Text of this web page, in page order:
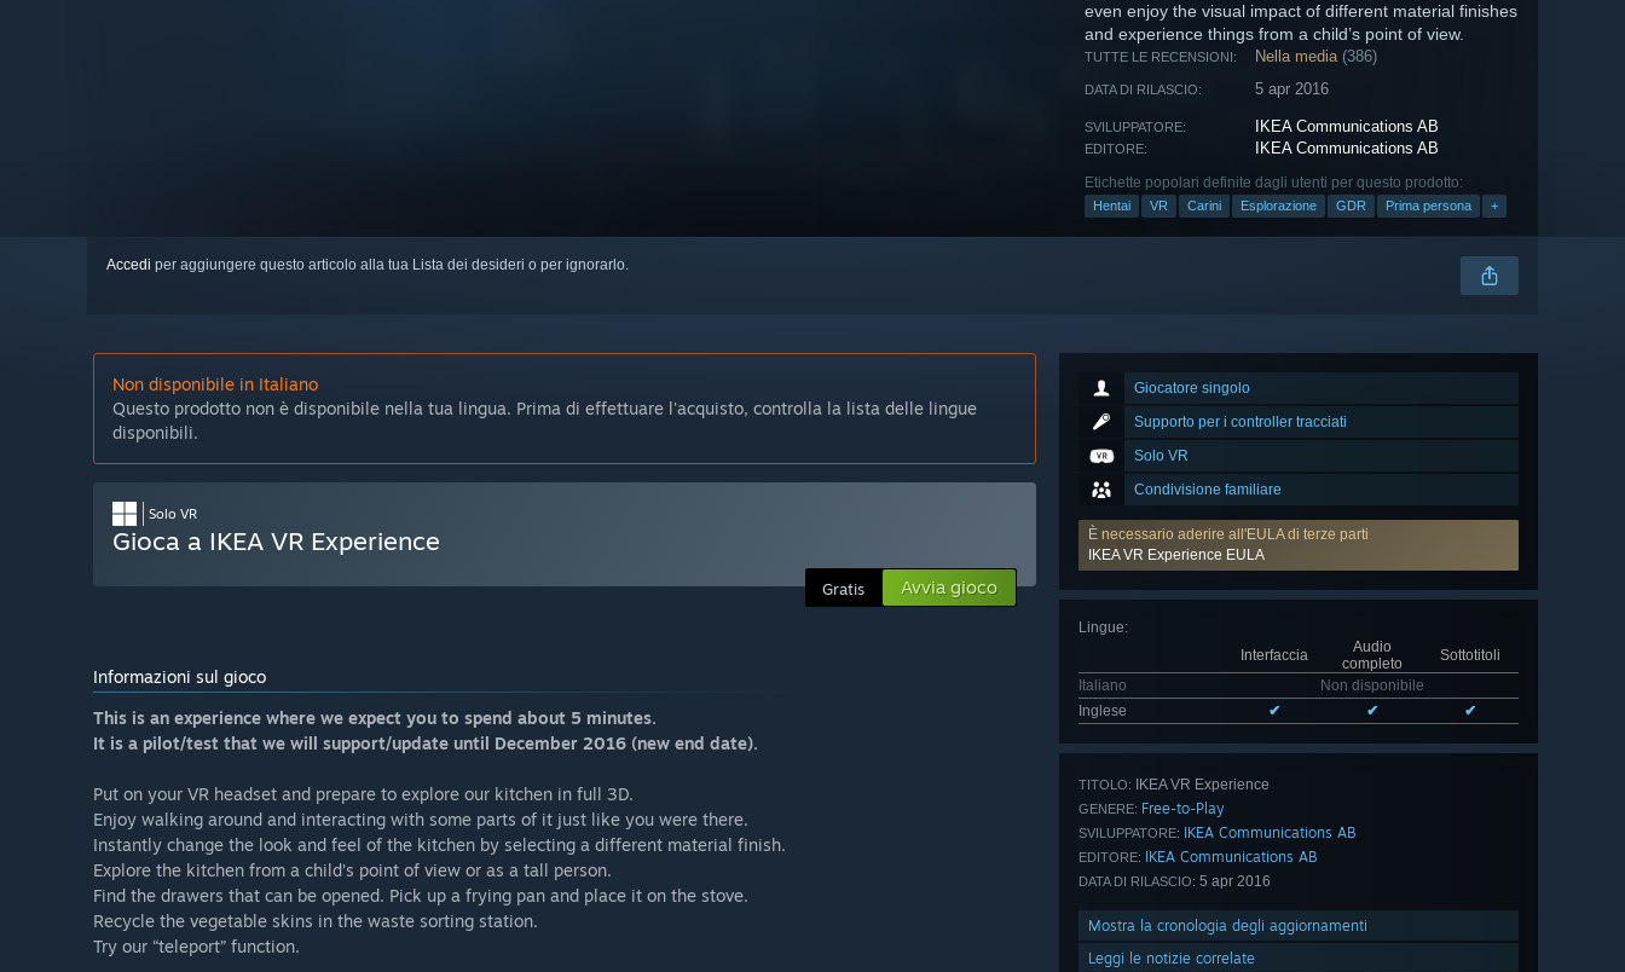
even enjoy the visual impact of different material finishes
and experience things from a child’s point of view.
TUTTE LE RECENSIONI: Nella media (386)
DATA DI RILASCIO: 5 apr 2016
SVILUPPATORE: IKEA Communications AB
EDITORE: IKEA Communications AB
Etichette popolari definite dagli utenti per questo prodotto:
Hentai VR Carini Esplorazione GDR Prima persona +
Accedi per aggiungere questo articolo alla tua Lista dei desideri o per ignorarlo.
Giocatore singolo
Supporto per i controller tracciati
Solo VR
Condivisione familiare
È necessario aderire all'EULA di terze parti
IKEA VR Experience EULA
Lingue:
Interfaccia
Audio
completo
Sottotitoli
Italiano
Non disponibile
Inglese
✔ ✔ ✔
TITOLO: IKEA VR Experience
GENERE: Free-to-Play
SVILUPPATORE: IKEA Communications AB
EDITORE: IKEA Communications AB
DATA DI RILASCIO: 5 apr 2016
Mostra la cronologia degli aggiornamenti
Leggi le notizie correlate
Non disponibile in Italiano
Questo prodotto non è disponibile nella tua lingua. Prima di effettuare l'acquisto, controlla la lista delle lingue
disponibili.
Solo VR
Gioca a IKEA VR Experience
Gratis Avvia gioco
Informazioni sul gioco
This is an experience where we expect you to spend about 5 minutes.
It is a pilot/test that we will support/update until December 2016 (new end date).
Put on your VR headset and prepare to explore our kitchen in full 3D.
Enjoy walking around and interacting with some parts of it just like you were there.
Instantly change the look and feel of the kitchen by selecting a different material finish.
Explore the kitchen from a child’s point of view or as a tall person.
Find the drawers that can be opened. Pick up a frying pan and place it on the stove.
Recycle the vegetable skins in the waste sorting station.
Try our “teleport” function.